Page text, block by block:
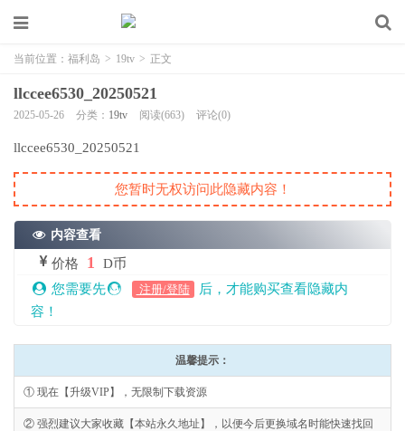
当前位置： 福利岛 > 19tv > 正文
llccee6530_20250521
2025-05-26 分类： 19tv 阅读(663) 评论(0)
llccee6530_20250521
您暂时无权访问此隐藏内容！
内容查看
价格 1
D币
您需要先
注册/登陆
后，才能购买查看隐藏内
容！
温馨提示：
① 现在【升级VIP】，无限制下载资源
② 强烈建议大家收藏【本站永久地址】，以便今后更换域名时能快速找回